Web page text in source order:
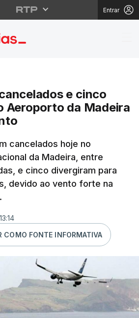
Entrar
e cinco
Aeroporto da Madeira
cancelados hoje no
da Madeira, entre
e cinco divergiram para
devido ao vento forte na
COMO FONTE INFORMATIVA